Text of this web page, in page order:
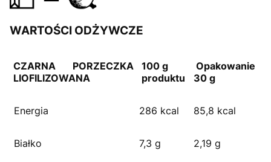
WARTOŚCI ODŻYWCZE
CZARNA PORZECZKA
LIOFILIZOWANA
100 g
produktu
Opakowanie
30 g
Energia 286 kcal 85,8 kcal
Białko 7,3 g 2,19 g